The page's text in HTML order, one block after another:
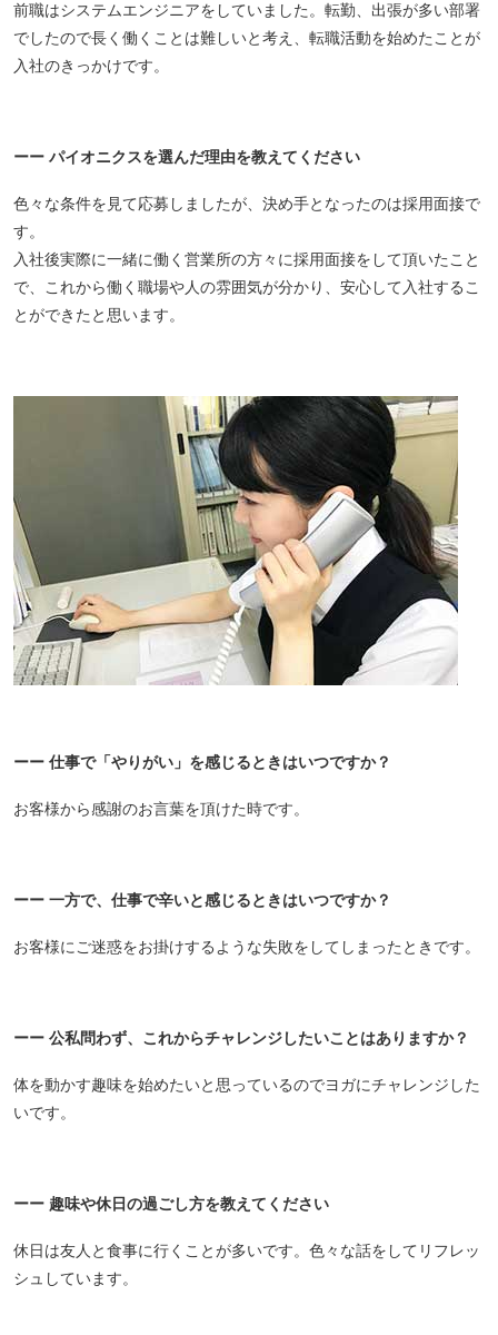
前職はシステムエンジニアをしていました。転勤、出張が多い部署
でしたので長く働くことは難しいと考え、転職活動を始めたことが
入社のきっかけです。
ーー パイオニクスを選んだ理由を教えてください
色々な条件を見て応募しましたが、決め手となったのは採用面接で
す。
入社後実際に一緒に働く営業所の方々に採用面接をして頂いたこと
で、これから働く職場や人の雰囲気が分かり、安心して入社するこ
とができたと思います。
ーー 仕事で「やりがい」を感じるときはいつですか？
お客様から感謝のお言葉を頂けた時です。
ーー 一方で、仕事で辛いと感じるときはいつですか？
お客様にご迷惑をお掛けするような失敗をしてしまったときです。
ーー 公私問わず、これからチャレンジしたいことはありますか？
体を動かす趣味を始めたいと思っているのでヨガにチャレンジした
いです。
ーー 趣味や休日の過ごし方を教えてください
休日は友人と食事に行くことが多いです。色々な話をしてリフレッ
シュしています。